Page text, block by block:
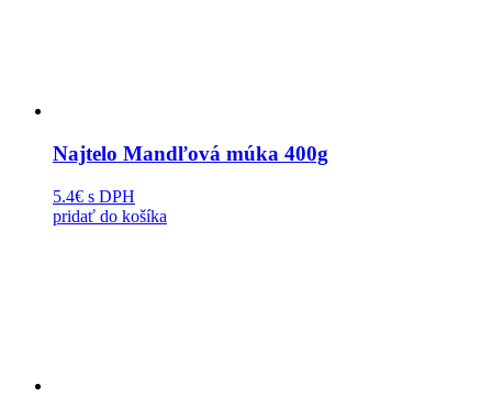
Najtelo Mandľová múka 400g
5.4€ s DPH
pridať do košíka